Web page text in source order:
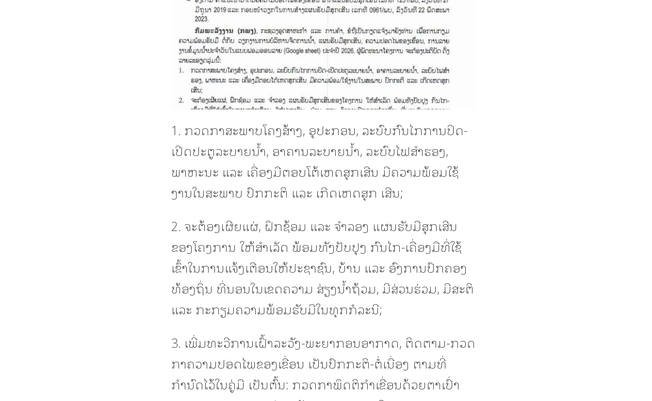
1. ກວດກາສະພາບໂຄງສ້າງ, ອຸປະກອນ, ລະບົບກົນໄກການປິດ-
ເປີດປະຕູລະບາຍນໍ້າ, ອາຄານລະບາຍນໍ້າ, ລະບົບໄຟສຳຮອງ,
ພາຫະນະ ແລະ ເຄື່ອງມືຕອບໂຕ້ເຫດສຸກເສີນ ມີຄວາມພ້ອມໃຊ້
ງານໃນສະພາບ ປົກກະຕິ ແລະ ເກີດເຫດສຸກ ເສີນ;
2. ຈະຕ້ອງເຜີຍແຜ່, ຝຶກຊ້ອມ ແລະ ຈໍາລອງ ແຜນຮັບມືສຸກເສີນ
ຂອງໂຄງການ ໃຫ້ສໍາເລັດ ພ້ອມທັງປັບປຸງ ກົນໄກ-ເຄື່ອງມືທີ່ໃຊ້
ເຂົ້າໃນການແຈ້ງເຕືອນໃຫ້ປະຊາຊົນ, ບ້ານ ແລະ ອົງການປົກຄອງ
ທ້ອງຖິ່ນ ທີ່ນອນໃນເຂດຄວາມ ສ່ຽງນໍ້າຖ້ວມ, ມີສ່ວນຮ່ວມ, ມີສະຕິ
ແລະ ກະກຽມຄວາມພ້ອມຮັບມືໃນທຸກກໍລະນີ;
3. ເພີ່ມທະວີການເຝົ້າລະວັງ-ພະຍາກອນອາກາດ, ຕິດຕາມ-ກວດ
ກາຄວາມປອດໄພຂອງເຂື່ອນ ເປັນປົກກະຕິ-ຕໍ່ເນື່ອງ ຕາມທີ່
ກຳນົດໄວ້ໃນຄູ່ມື ເປັນຕົ້ນ: ກວດກາພຶດຕິກຳເຂື່ອນດ້ວຍຕາເປົ່າ